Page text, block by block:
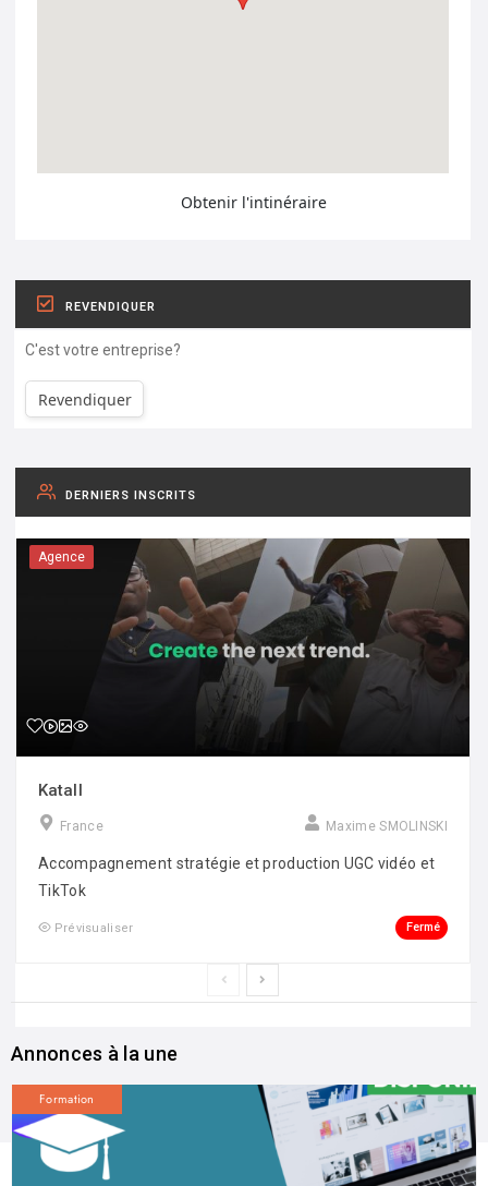
Obtenir l'intinéraire
REVENDIQUER
C'est votre entreprise?
Revendiquer
DERNIERS INSCRITS
Agence
Katall
France Maxime SMOLINSKI
Accompagnement stratégie et production UGC vidéo et
TikTok
Prévisualiser Fermé
Annonces à la une
Formation